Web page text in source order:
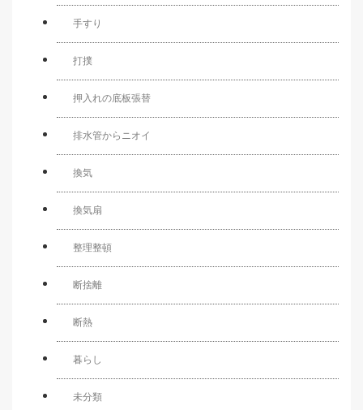
手すり
打撲
押入れの底板張替
排水管からニオイ
換気
換気扇
整理整頓
断捨離
断熱
暮らし
未分類